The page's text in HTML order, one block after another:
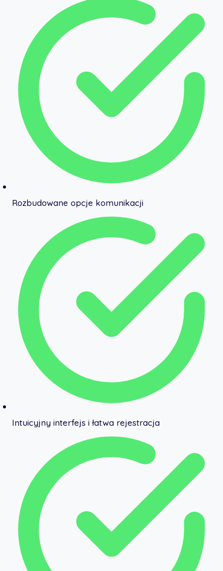
Rozbudowane opcje komunikacji
Intuicyjny interfejs i łatwa rejestracja